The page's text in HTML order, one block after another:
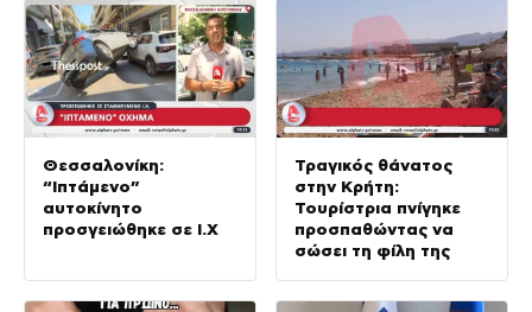
Θεσσαλονίκη:
“Ιπτάμενο”
αυτοκίνητο
προσγειώθηκε σε Ι.Χ
Τραγικός θάνατος
στην Κρήτη:
Τουρίστρια πνίγηκε
προσπαθώντας να
σώσει τη φίλη της